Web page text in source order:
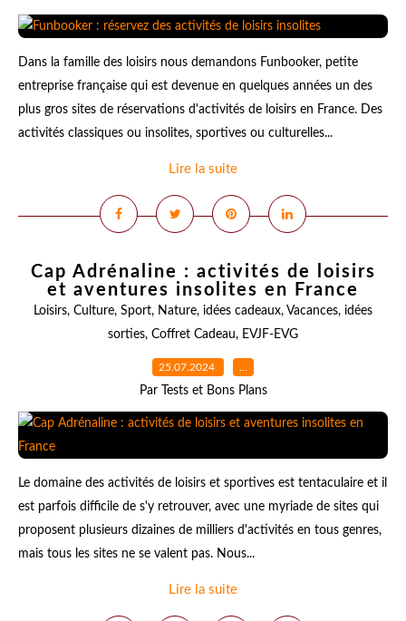
Dans la famille des loisirs nous demandons Funbooker, petite
entreprise française qui est devenue en quelques années un des
plus gros sites de réservations d'activités de loisirs en France. Des
activités classiques ou insolites, sportives ou culturelles...
Lire la suite
Cap Adrénaline : activités de loisirs
et aventures insolites en France
Loisirs, Culture, Sport, Nature, idées cadeaux, Vacances, idées
sorties, Coffret Cadeau, EVJF-EVG
25.07.2024 …
Par Tests et Bons Plans
Le domaine des activités de loisirs et sportives est tentaculaire et il
est parfois difficile de s'y retrouver, avec une myriade de sites qui
proposent plusieurs dizaines de milliers d'activités en tous genres,
mais tous les sites ne se valent pas. Nous...
Lire la suite